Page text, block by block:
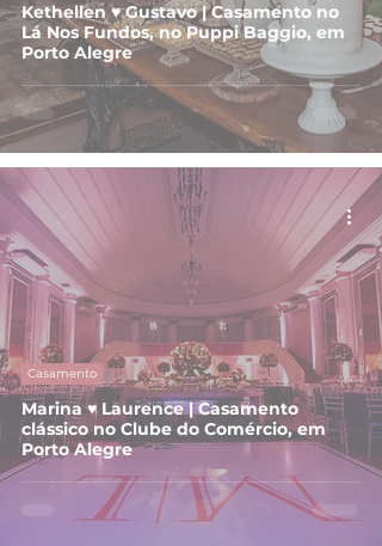
Kethellen ♥ Gustavo | Casamento no
Lá Nos Fundos, no Puppi Baggio, em
Porto Alegre
Marina ♥ Laurence | Casamento
clássico no Clube do Comércio, em
Porto Alegre
Casamento